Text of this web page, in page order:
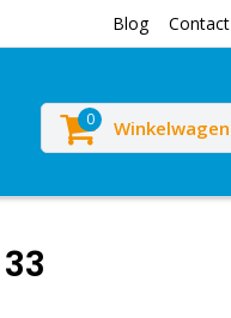
Blog Contact
0 Winkelwagen